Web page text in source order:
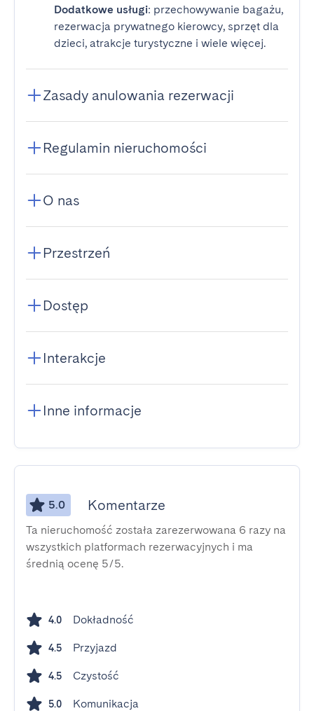
Dodatkowe usługi: przechowywanie bagażu,
rezerwacja prywatnego kierowcy, sprzęt dla
dzieci, atrakcje turystyczne i wiele więcej.
Zasady anulowania rezerwacji
Regulamin nieruchomości
O nas
Przestrzeń
Dostęp
Interakcje
Inne informacje
5.0 Komentarze
Ta nieruchomość została zarezerwowana 6 razy na
wszystkich platformach rezerwacyjnych i ma
średnią ocenę 5/5.
4.0 Dokładność
4.5 Przyjazd
4.5 Czystość
5.0 Komunikacja